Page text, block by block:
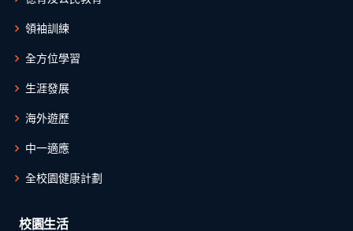
領袖訓練
全方位學習
生涯發展
海外遊歷
中一適應
全校園健康計劃
校園生活